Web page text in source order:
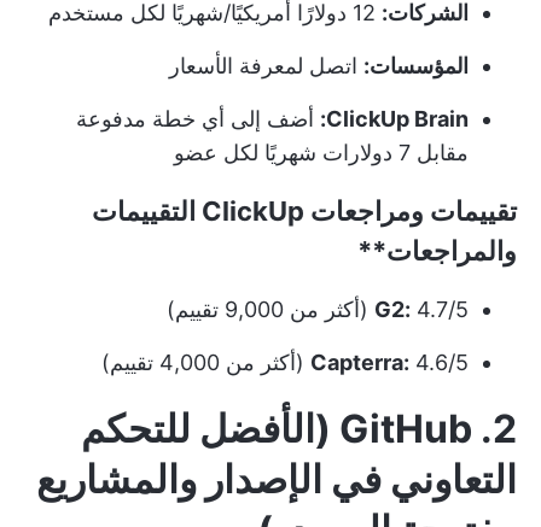
الشركات:
المؤسسات: اتصل لمعرفة الأسعار
ClickUp Brain: أضف إلى أي خطة مدفوعة
مقابل 7 دولارات شهريًا لكل عضو
تقييمات ومراجعات
ClickUp التقييمات
والمراجعات**
G2: 4.7/5 (أكثر من 9,000 تقييم)
Capterra: 4.6/5 (أكثر من 4,000 تقييم)
2. GitHub (الأفضل للتحكم
التعاوني في الإصدار والمشاريع